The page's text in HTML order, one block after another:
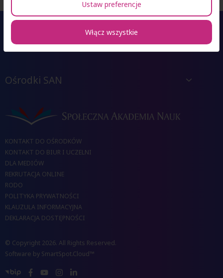
Oferta studiów
Ośrodki SAN
KONTAKT DO OŚRODKÓW
KONTAKT DO BIUR I UCZELNI
DLA MEDIÓW
REKRUTACJA ONLINE
RODO
POLITYKA PRYWATNOŚCI
KLAUZULA INFORMACYJNA
DEKLARACJA DOSTĘPNOŚCI
© Copyright 2026. All Rights Reserved.
Software by SmartSpot.Cloud™
Ustaw preferencje
Włącz wszystkie